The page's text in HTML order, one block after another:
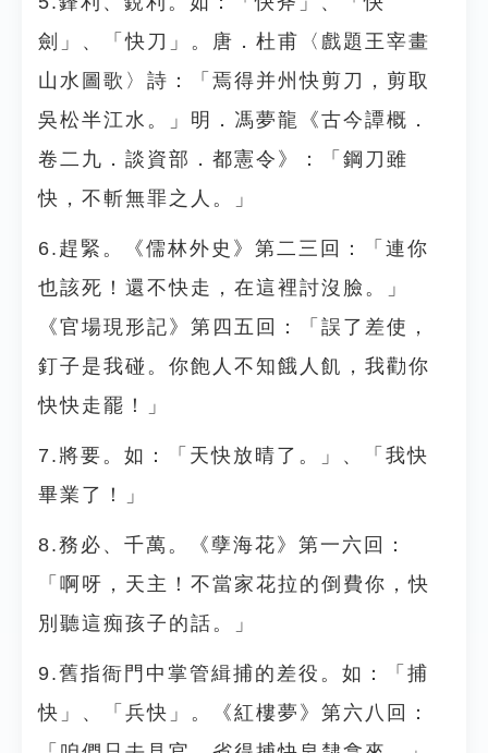
劍」、「快刀」。唐．杜甫〈戲題王宰畫
山水圖歌〉詩：「焉得并州快剪刀，剪取
吳松半江水。」明．馮夢龍《古今譚概．
卷二九．談資部．都憲令》：「鋼刀雖
快，不斬無罪之人。」
6.趕緊。《儒林外史》第二三回：「連你
也該死！還不快走，在這裡討沒臉。」
《官場現形記》第四五回：「誤了差使，
釘子是我碰。你飽人不知餓人飢，我勸你
快快走罷！」
7.將要。如：「天快放晴了。」、「我快
畢業了！」
8.務必、千萬。《孽海花》第一六回：
「啊呀，天主！不當家花拉的倒費你，快
別聽這痴孩子的話。」
9.舊指衙門中掌管緝捕的差役。如：「捕
快」、「兵快」。《紅樓夢》第六八回：